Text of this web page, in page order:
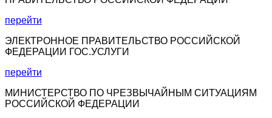
перейти
ЭЛЕКТРОННОЕ ПРАВИТЕЛЬСТВО РОССИЙСКОЙ
ФЕДЕРАЦИИ ГОС.УСЛУГИ
перейти
МИНИСТЕРСТВО ПО ЧРЕЗВЫЧАЙНЫМ СИТУАЦИЯМ
РОССИЙСКОЙ ФЕДЕРАЦИИ